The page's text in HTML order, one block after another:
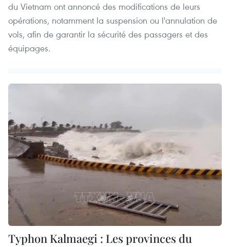
du Vietnam ont annoncé des modifications de leurs
opérations, notamment la suspension ou l'annulation de
vols, afin de garantir la sécurité des passagers et des
équipages.
Typhon Kalmaegi : Les provinces du